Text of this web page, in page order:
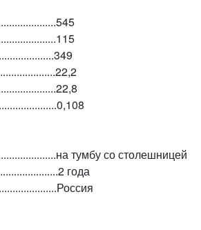
тумбу со столешницей
года